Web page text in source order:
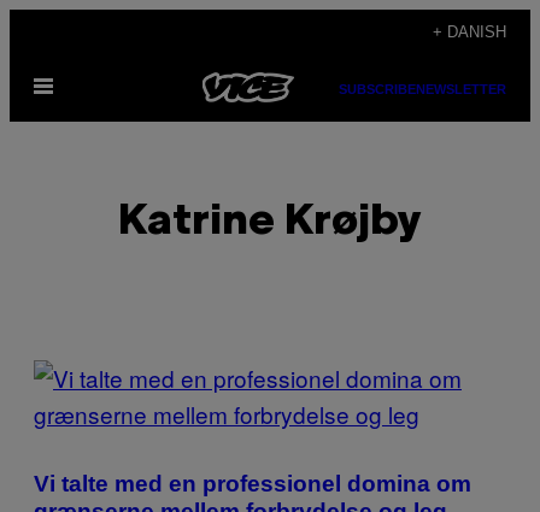
indhold
+ DANISH
Åbn
SUBSCRIBENEWSLETTER
Katrine Krøjby
POSTS
BY
THIS
Vi talte med en professionel domina om